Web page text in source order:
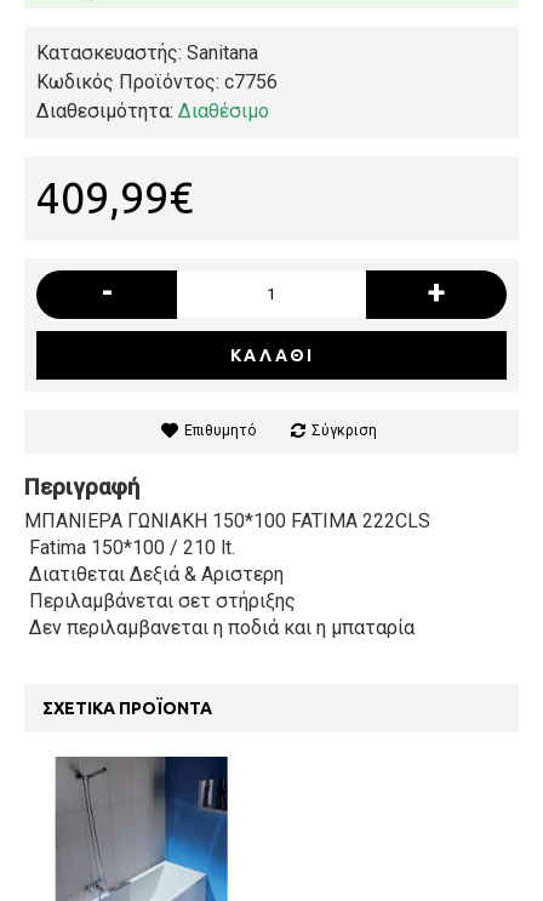
Κατασκευαστής: Sanitana
Κωδικός Προϊόντος: c7756
Διαθεσιμότητα: Διαθέσιμο
409,99€
- +
ΚΑΛΆΘΙ
Επιθυμητό Σύγκριση
Περιγραφή
ΜΠΑΝΙΕΡΑ ΓΩΝΙΑΚΗ 150*100 FATIMA 222CLS
Fatima 150*100 / 210 lt.
Διατιθεται Δεξιά & Αριστερη
Περιλαμβάνεται σετ στήριξης
Δεν περιλαμβανεται η ποδιά και η μπαταρία
ΣΧΕΤΙΚΆ ΠΡΟΪΌΝΤΑ